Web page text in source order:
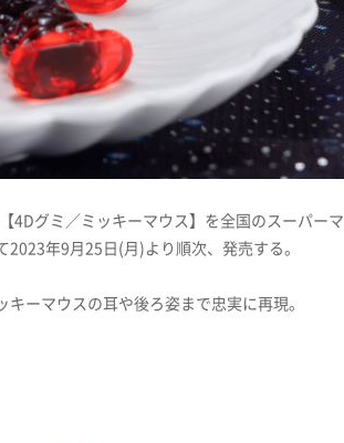
4Dグミ／ミッキーマウス】を全国のスーパーマ
年9月25日(月)より順次、発売する。
ーマウスの耳や後ろ姿まで忠実に再現。